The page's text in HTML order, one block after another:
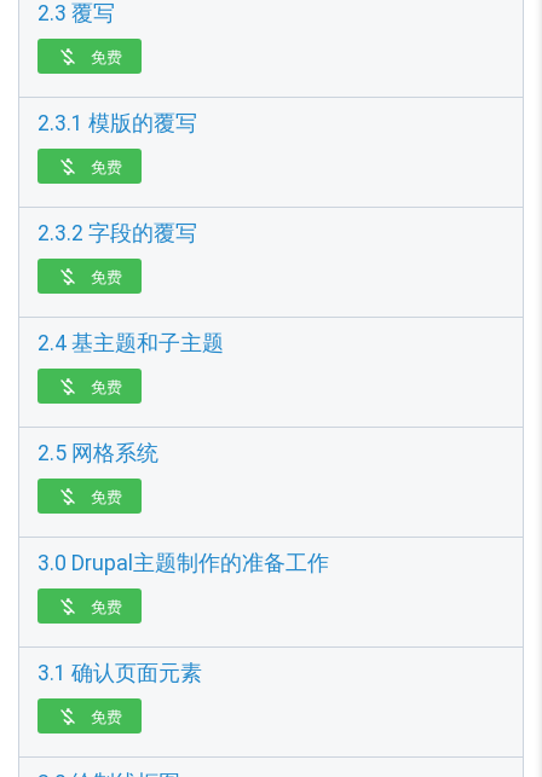
2.3 覆写
 免费
2.3.1 模版的覆写
 免费
2.3.2 字段的覆写
 免费
2.4 基主题和子主题
 免费
2.5 网格系统
 免费
3.0 Drupal主题制作的准备工作
 免费
3.1 确认页面元素
 免费